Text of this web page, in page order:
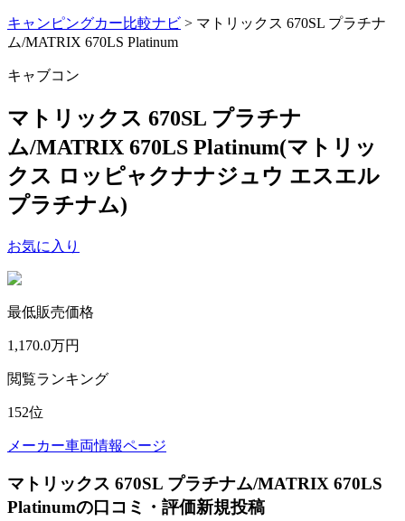
キャンピングカー比較ナビ > マトリックス 670SL プラチナ
ム/MATRIX 670LS Platinum
キャブコン
マトリックス 670SL プラチナ
ム/MATRIX 670LS Platinum(マトリッ
クス ロッピャクナナジュウ エスエル
プラチナム)
お気に入り
最低販売価格
1,170.0万円
閲覧ランキング
152位
メーカー車両情報ページ
マトリックス 670SL プラチナム/MATRIX 670LS
Platinumの口コミ・評価新規投稿